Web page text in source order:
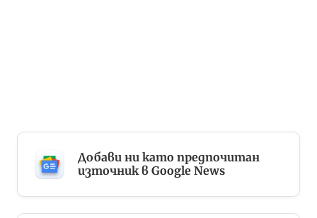
Добави ни като предпочитан
източник в Google News